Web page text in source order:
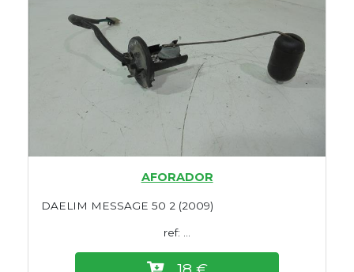
AFORADOR
DAELIM MESSAGE 50 2 (2009)
ref: ...